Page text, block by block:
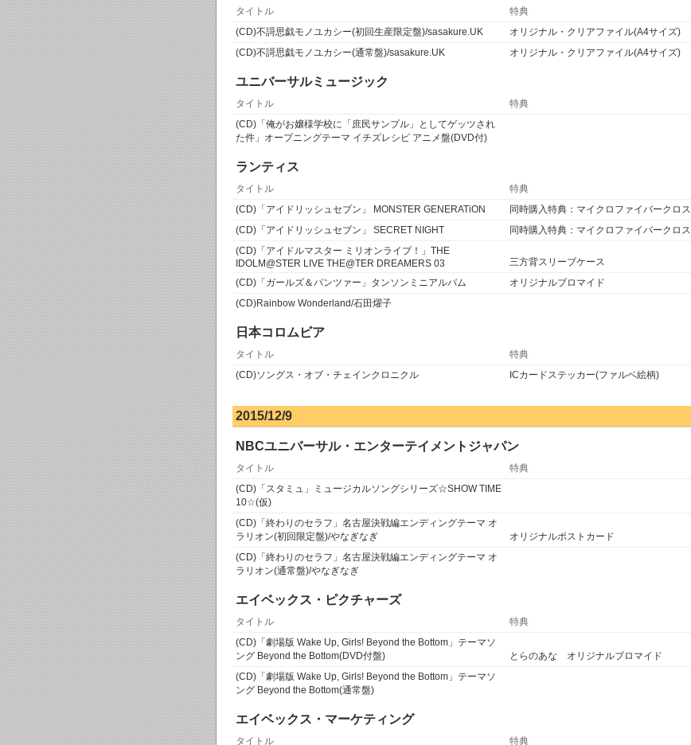
タイトル 特典
(CD)不謌思戯モノユカシー(初回生産限定盤)/sasakure.UK
オリジナル・クリアファイル(A4サイズ)
(CD)不謌思戯モノユカシー(通常盤)/sasakure.UK
オリジナル・クリアファイル(A4サイズ)
ユニバーサルミュージック
タイトル 特典
(CD)「俺がお嬢様学校に「庶民サンプル」としてゲッツされ
た件」オープニングテーマ イチズレシピ アニメ盤(DVD付)
ランティス
タイトル 特典
(CD)「アイドリッシュセブン」 MONSTER GENERATiON
同時購入特典：マイクロファイバークロス
(CD)「アイドリッシュセブン」 SECRET NIGHT
同時購入特典：マイクロファイバークロス
(CD)「アイドルマスター ミリオンライブ！」THE
IDOLM@STER LIVE THE@TER DREAMERS 03
三方背スリーブケース
(CD)「ガールズ＆パンツァー」タンソンミニアルバム
オリジナルブロマイド
(CD)Rainbow Wonderland/石田燿子
日本コロムビア
タイトル 特典
(CD)ソングス・オブ・チェインクロニクル
ICカードステッカー(ファルベ絵柄)
2015/12/9
NBCユニバーサル・エンターテイメントジャパン
タイトル 特典
(CD)「スタミュ」ミュージカルソングシリーズ☆SHOW TIME
10☆(仮)
(CD)「終わりのセラフ」名古屋決戦編エンディングテーマ オ
ラリオン(初回限定盤)/やなぎなぎ
オリジナルポストカード
(CD)「終わりのセラフ」名古屋決戦編エンディングテーマ オ
ラリオン(通常盤)/やなぎなぎ
エイベックス・ピクチャーズ
タイトル 特典
(CD)「劇場版 Wake Up, Girls! Beyond the Bottom」テーマソ
ング Beyond the Bottom(DVD付盤)
とらのあな オリジナルブロマイド
(CD)「劇場版 Wake Up, Girls! Beyond the Bottom」テーマソ
ング Beyond the Bottom(通常盤)
エイベックス・マーケティング
タイトル 特典